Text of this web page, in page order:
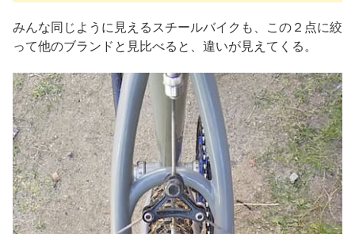
みんな同じように見えるスチールバイクも、この２点に絞
って他のブランドと見比べると、違いが見えてくる。